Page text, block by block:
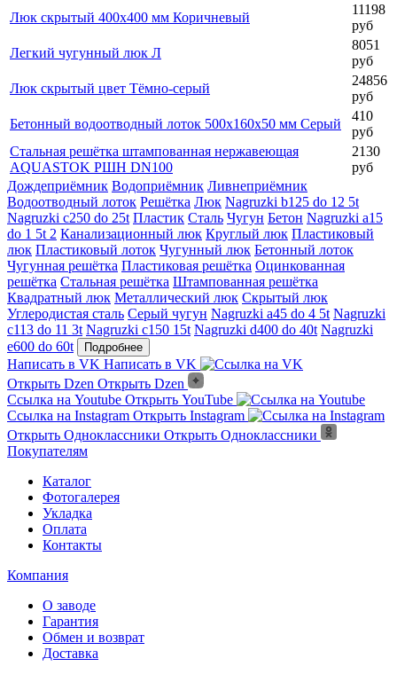
Люк скрытый 400х400 мм Коричневый
11198
руб
Легкий чугунный люк Л
8051
руб
Люк скрытый цвет Тёмно-серый
24856
руб
Бетонный водоотводный лоток 500х160х50 мм Серый
410
руб
Стальная решётка штампованная нержавеющая
AQUASTOK РШН DN100
2130
руб
Дождеприёмник Водоприёмник Ливнеприёмник
Водоотводный лоток Решётка Люк Nagruzki b125 do 12 5t
Nagruzki c250 do 25t Пластик Сталь Чугун Бетон Nagruzki a15
do 1 5t 2 Канализационный люк Круглый люк Пластиковый
люк Пластиковый лоток Чугунный люк Бетонный лоток
Чугунная решётка Пластиковая решётка Оцинкованная
решётка Стальная решётка Штампованная решётка
Квадратный люк Металлический люк Скрытый люк
Углеродистая сталь Серый чугун Nagruzki a45 do 4 5t Nagruzki
c113 do 11 3t Nagruzki c150 15t Nagruzki d400 do 40t Nagruzki
e600 do 60t
Подробнее
Написать в VK Написать в VK
Открыть Dzen Открыть Dzen
Ссылка на Youtube Открыть YouTube
Ссылка на Instagram Открыть Instagram
Открыть Одноклассники Открыть Одноклассники
Покупателям
Каталог
Фотогалерея
Укладка
Оплата
Контакты
Компания
О заводе
Гарантия
Обмен и возврат
Доставка